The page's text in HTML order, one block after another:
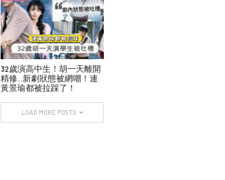
32歲演高中生！胡一天離開
精修…新劇狀態被網嘲！連
黃景瑜都被拉踩了！
LOAD MORE POSTS